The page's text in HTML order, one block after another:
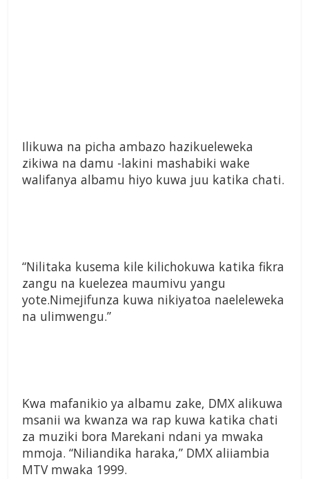
Ilikuwa na picha ambazo hazikueleweka
zikiwa na damu -lakini mashabiki wake
walifanya albamu hiyo kuwa juu katika chati.
“Nilitaka kusema kile kilichokuwa katika fikra
zangu na kuelezea maumivu yangu
yote.Nimejifunza kuwa nikiyatoa naeleleweka
na ulimwengu.”
Kwa mafanikio ya albamu zake, DMX alikuwa
msanii wa kwanza wa rap kuwa katika chati
za muziki bora Marekani ndani ya mwaka
mmoja. “Niliandika haraka,” DMX aliiambia
MTV mwaka 1999.